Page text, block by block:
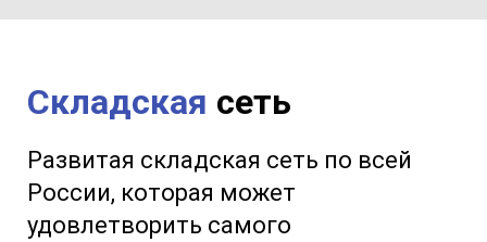
Складская сеть
Развитая складская сеть по всей
России, которая может
удовлетворить самого